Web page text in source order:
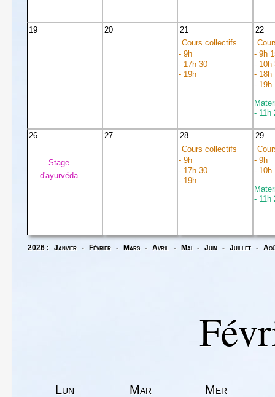
19 20
21
Cours collectifs
- 9h
- 17h 30
- 19h
22
- 9h
- 10h
- 18h
- 19h
- 11h
26
Stage
d'ayurvéda
27
28
Cours collectifs
- 9h
- 17h 30
- 19h
29
- 9h
- 10h
- 11h
2026 : Janvier - Février - Mars - Avril - Mai - Juin - Juillet -
Lun Mar Mer